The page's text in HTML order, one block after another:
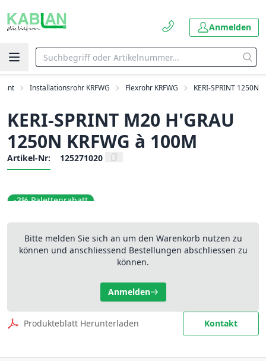
Anmelden
Installationsrohr KRFWG Flexrohr KRFWG KERI-SPRINT 1250N
KERI-SPRINT M20 H'GRAU
1250N KRFWG à 100M
Artikel-Nr: 125271020
-3% Palettenrabatt
Bitte melden Sie sich an um den Warenkorb nutzen zu
können und anschliessend Bestellungen abschliessen zu
können.
Anmelden
Produkteblatt Herunterladen Kontakt